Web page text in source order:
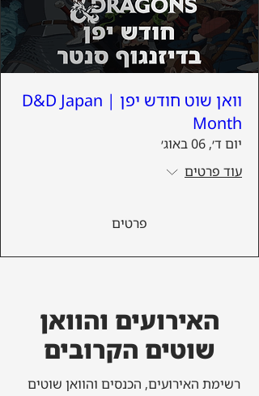
וואן שוט חודש יפן | D&D Japan
Month
יום ד׳, 06 באוג׳
עוד פרטים
פרטים
האירועים והוואן
שוטים הקרובים
רשימת האירועים, הכנסים והוואן שוטים